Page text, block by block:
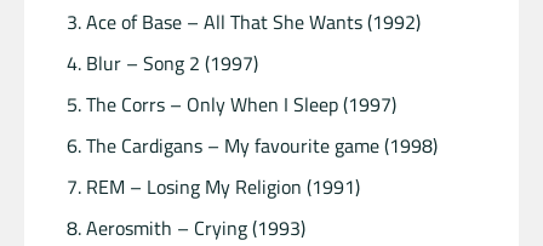
Ace of Base – All That She Wants (1992)
Blur – Song 2 (1997)
The Corrs – Only When I Sleep (1997)
The Cardigans – My favourite game (1998)
REM – Losing My Religion (1991)
Aerosmith – Crying (1993)